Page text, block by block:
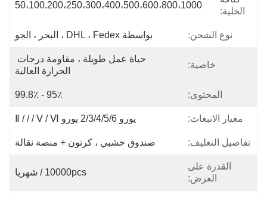
الخلية:
50،100.200،250،300،400،500،600،800،1000
نوع الشحن: بواسطة DHL ، Fedex ، البحر ، الجو
خاصية:
حياة عمل طويلة ، مقاومة درجات
الحرارة العالية
المحتوى: 95٪ - 99.8٪
معيار الانبعاث: يورو 2/3/4/5/6 يورو Ⅱ / / / Ⅴ / Ⅵ
تفاصيل التغليف: صندوق خشبي ، كرتون + منصة نقالة
القدرة على
العرض:
10000pcs / شهريا